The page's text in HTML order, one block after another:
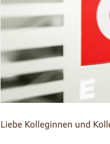
Liebe Kolleginnen und